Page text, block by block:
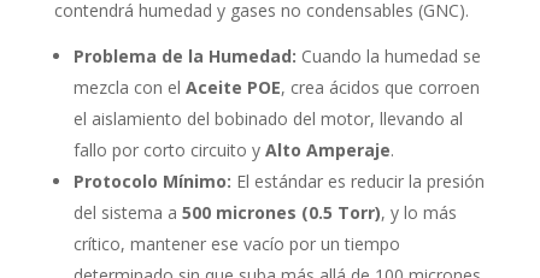
contendrá humedad y gases no condensables (GNC).
Problema de la Humedad: Cuando la humedad se
mezcla con el Aceite POE, crea ácidos que corroen
el aislamiento del bobinado del motor, llevando al
fallo por corto circuito y Alto Amperaje.
Protocolo Mínimo: El estándar es reducir la presión
del sistema a 500 micrones (0.5 Torr), y lo más
crítico, mantener ese vacío por un tiempo